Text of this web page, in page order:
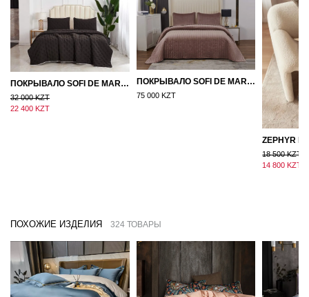
ПОКРЫВАЛО SOFI DE MARKO 160×220 БРОУДИ ЧЕРНО-БЕЖЕВОЕ
32 000 KZT
22 400 KZT
ПОКРЫВАЛО SOFI DE MARKO ВЕЛЮР 240×260 ФЕРДИНАНД (МОККО)
75 000 KZT
18 500 KZT
14 800 KZT
ПОХОЖИЕ ИЗДЕЛИЯ 324 ТОВАРЫ